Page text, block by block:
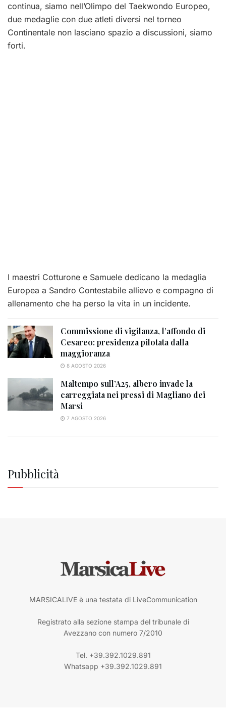
continua, siamo nell’Olimpo del Taekwondo Europeo,
due medaglie con due atleti diversi nel torneo
Continentale non lasciano spazio a discussioni, siamo
forti.
I maestri Cotturone e Samuele dedicano la medaglia
Europea a Sandro Contestabile allievo e compagno di
allenamento che ha perso la vita in un incidente.
Commissione di vigilanza, l’affondo di
Cesareo: presidenza pilotata dalla
maggioranza
8 AGOSTO 2026
Maltempo sull’A25, albero invade la
carreggiata nei pressi di Magliano dei
Marsi
7 AGOSTO 2026
Pubblicità
MARSICALIVE è una testata di LiveCommunication
Registrato alla sezione stampa del tribunale di
Avezzano con numero 7/2010
Tel. +39.392.1029.891
Whatsapp +39.392.1029.891